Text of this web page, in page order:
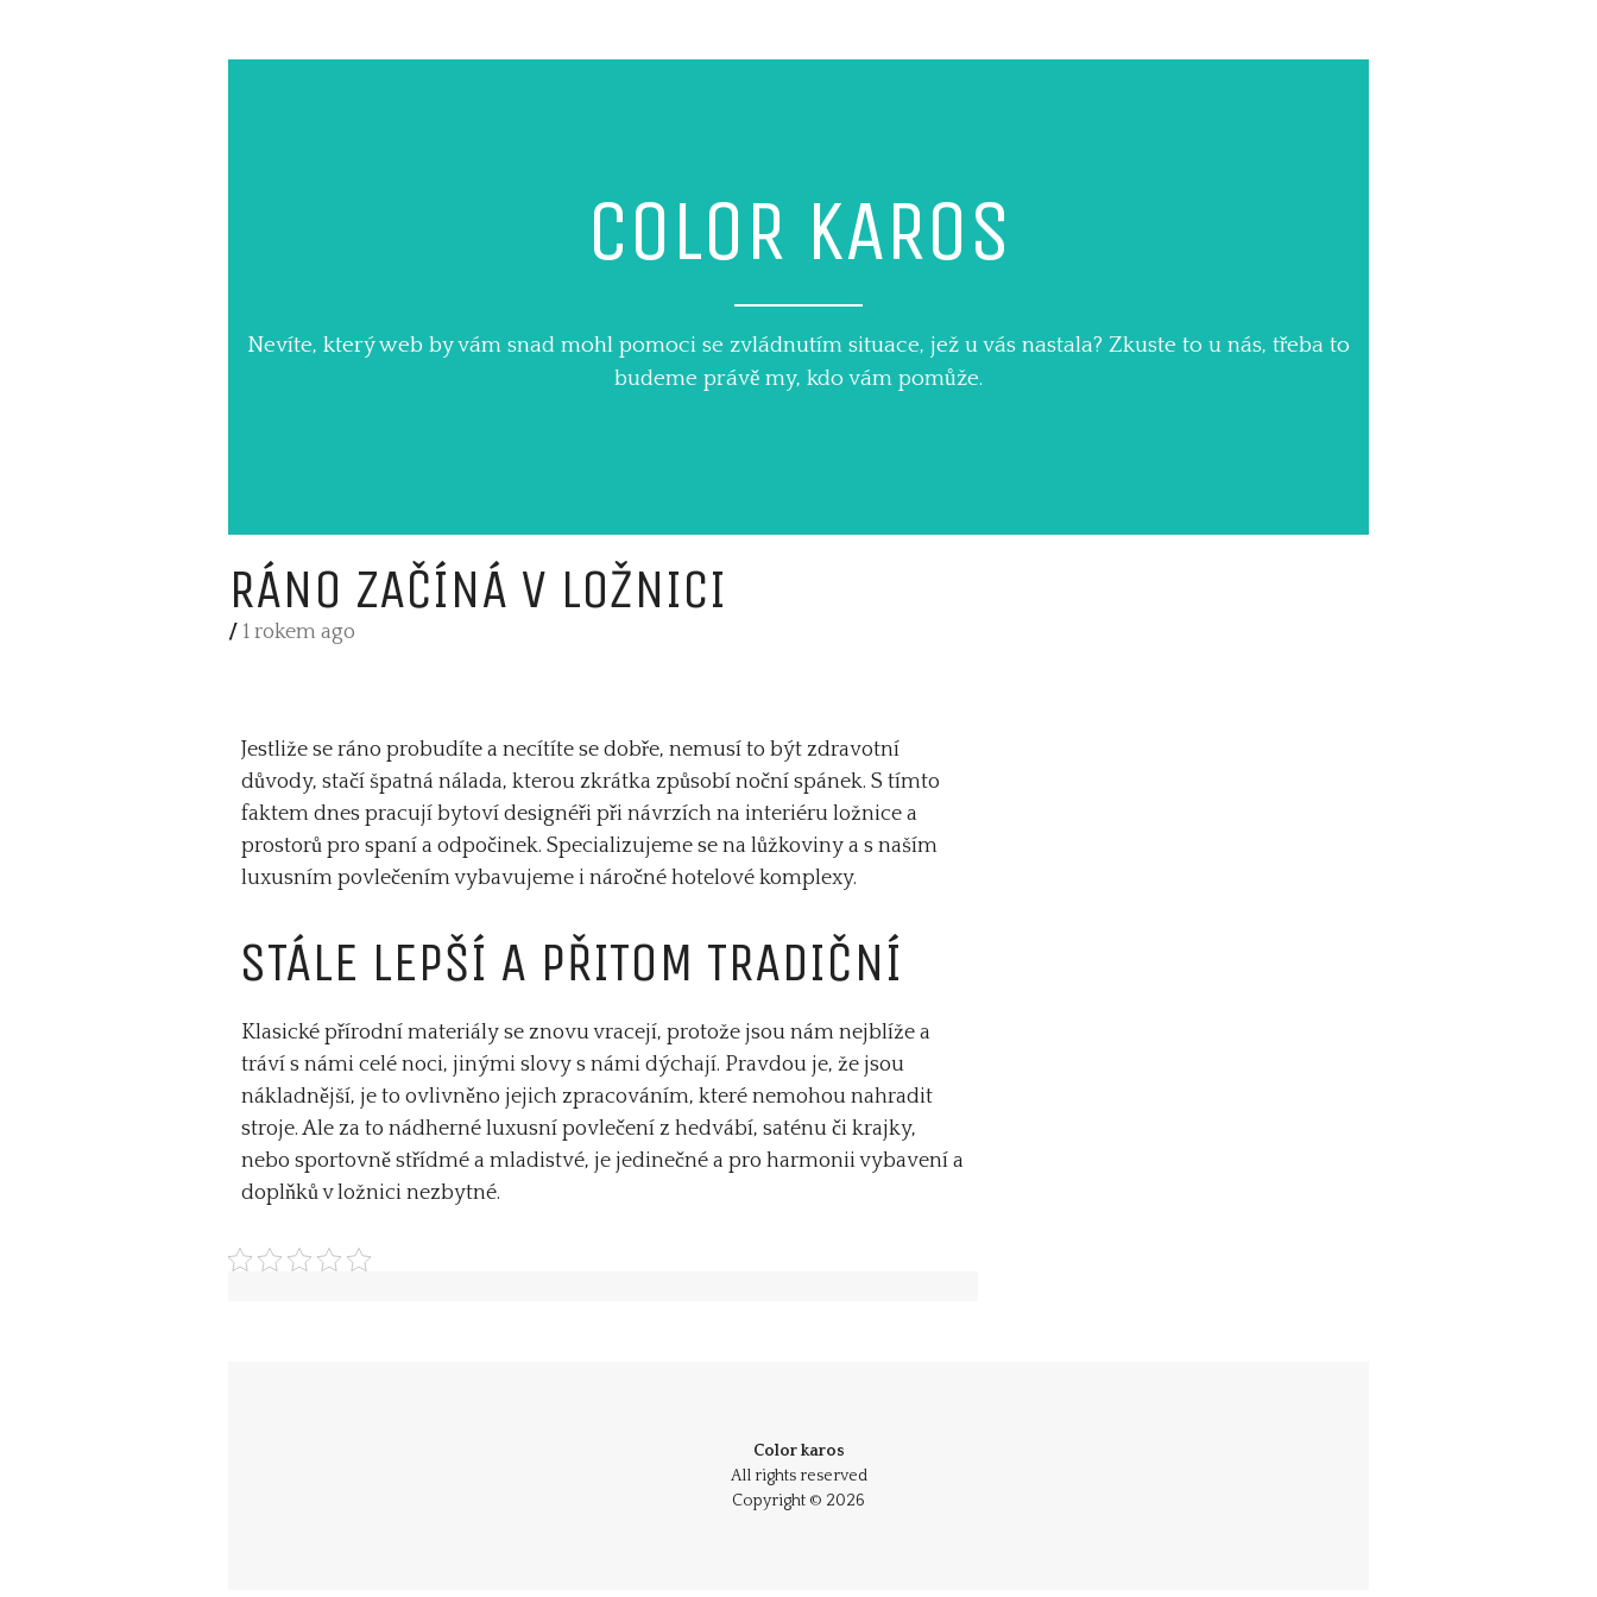
COLOR KAROS
Nevíte, který web by vám snad mohl pomoci se zvládnutím situace, jež u vás nastala? Zkuste to u nás, třeba to
budeme právě my, kdo vám pomůže.
RÁNO ZAČÍNÁ V LOŽNICI
/ 1 rokem ago
Jestliže se ráno probudíte a necítíte se dobře, nemusí to být zdravotní
důvody, stačí špatná nálada, kterou zkrátka způsobí noční spánek. S tímto
faktem dnes pracují bytoví designéři při návrzích na interiéru ložnice a
prostorů pro spaní a odpočinek. Specializujeme se na lůžkoviny a s naším
luxusním povlečenímvybavujeme i náročné hotelové komplexy.
STÁLE LEPŠÍ A PŘITOM TRADIČNÍ
Klasické přírodní materiály se znovu vracejí, protože jsou nám nejblíže a
tráví s námi celé noci, jinými slovy s námi dýchají. Pravdou je, že jsou
nákladnější, je to ovlivněno jejich zpracováním, které nemohou nahradit
stroje. Ale za to nádherné luxusní povlečení z hedvábí, saténu či krajky,
nebo sportovně střídmé a mladistvé, je jedinečné a pro harmonii vybavení a
doplňků v ložnici nezbytné.
Color karos
All rights reserved
Copyright © 2026